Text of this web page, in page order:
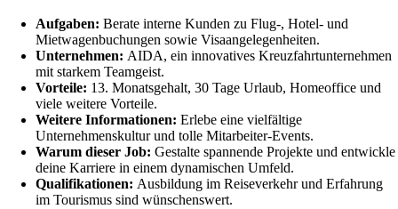
Aufgaben: Berate interne Kunden zu Flug-, Hotel- und
Mietwagenbuchungen sowie Visaangelegenheiten.
Unternehmen: AIDA, ein innovatives Kreuzfahrtunternehmen
mit starkem Teamgeist.
Vorteile: 13. Monatsgehalt, 30 Tage Urlaub, Homeoffice und
viele weitere Vorteile.
Weitere Informationen: Erlebe eine vielfältige
Unternehmenskultur und tolle Mitarbeiter-Events.
Warum dieser Job: Gestalte spannende Projekte und entwickle
deine Karriere in einem dynamischen Umfeld.
Qualifikationen: Ausbildung im Reiseverkehr und Erfahrung
im Tourismus sind wünschenswert.